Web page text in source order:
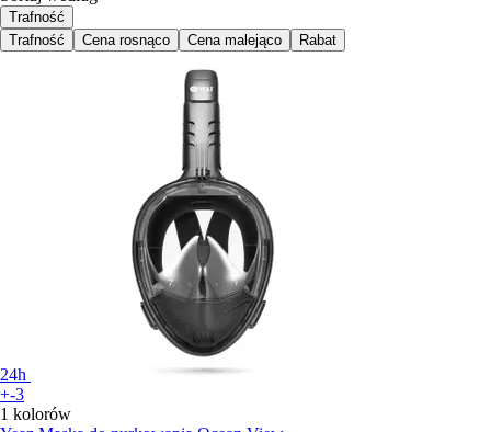
Trafność
Trafność
Cena rosnąco Cena malejąco Rabat
24h
+-3
1 kolorów